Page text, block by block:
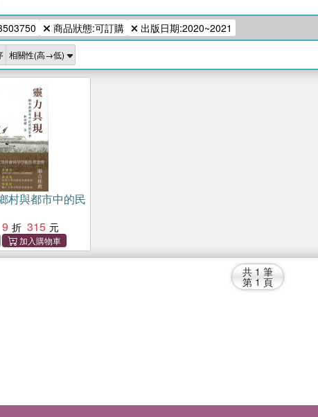
商品狀態:可訂購 出版日期:2020~2021
村與都市中的民
9 315
共 1 筆
第 1 頁